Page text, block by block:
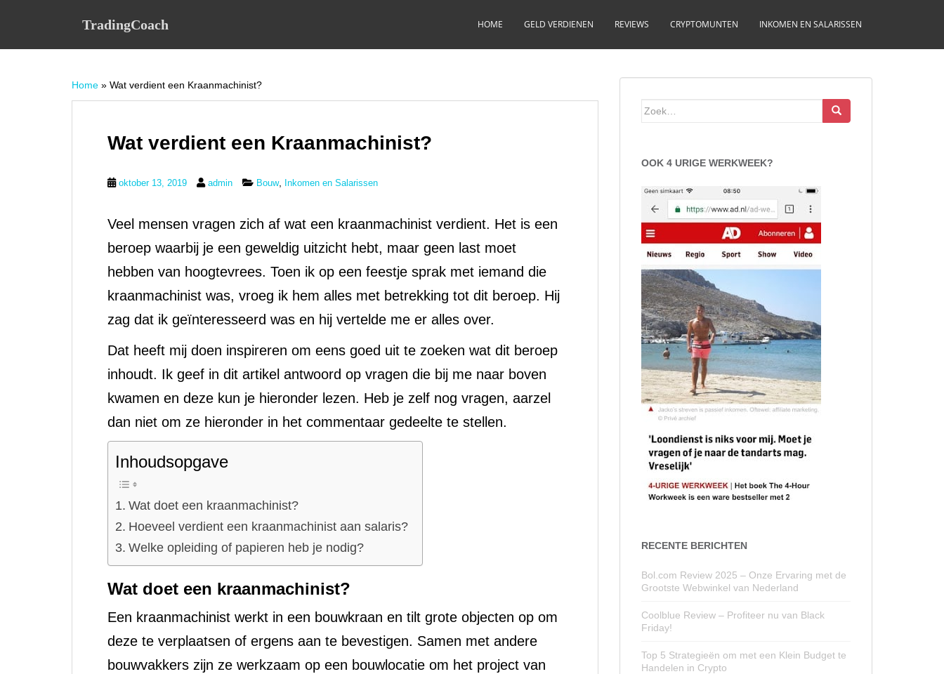
TradingCoach HOME GELD VERDIENEN REVIEWS CRYPTOMUNTEN INKOMEN EN SALARISSEN
Home » Wat verdient een Kraanmachinist?
Wat verdient een Kraanmachinist?
oktober 13, 2019 admin Bouw, Inkomen en Salarissen
Veel mensen vragen zich af wat een kraanmachinist verdient. Het is een
beroep waarbij je een geweldig uitzicht hebt, maar geen last moet
hebben van hoogtevrees. Toen ik op een feestje sprak met iemand die
kraanmachinist was, vroeg ik hem alles met betrekking tot dit beroep. Hij
zag dat ik geïnteresseerd was en hij vertelde me er alles over.
Dat heeft mij doen inspireren om eens goed uit te zoeken wat dit beroep
inhoudt. Ik geef in dit artikel antwoord op vragen die bij me naar boven
kwamen en deze kun je hieronder lezen. Heb je zelf nog vragen, aarzel
dan niet om ze hieronder in het commentaar gedeelte te stellen.
Inhoudsopgave
Wat doet een kraanmachinist?
Hoeveel verdient een kraanmachinist aan salaris?
Welke opleiding of papieren heb je nodig?
Wat doet een kraanmachinist?
Een kraanmachinist werkt in een bouwkraan en tilt grote objecten op om
deze te verplaatsen of ergens aan te bevestigen. Samen met andere
bouwvakkers zijn ze werkzaam op een bouwlocatie om het project van
Zoek
OOK 4 URIGE WERKWEEK?
RECENTE BERICHTEN
Bol.com Review 2025 – Onze Ervaring met de
Grootste Webwinkel van Nederland
Coolblue Review – Profiteer nu van Black
Friday!
Top 5 Strategieën om met een Klein Budget te
Handelen in Crypto